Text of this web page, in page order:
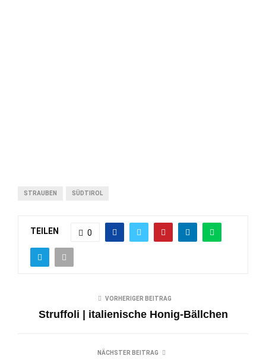
STRAUBEN SÜDTIROL
TEILEN 0
VORHERIGER BEITRAG
Struffoli | italienische Honig-Bällchen
NÄCHSTER BEITRAG